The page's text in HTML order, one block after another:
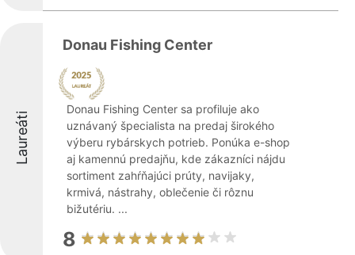
Laureáti
Donau Fishing Center
Donau Fishing Center sa profiluje ako
uznávaný špecialista na predaj širokého
výberu rybárskych potrieb. Ponúka e-shop
aj kamennú predajňu, kde zákazníci nájdu
sortiment zahŕňajúci prúty, navijaky,
krmivá, nástrahy, oblečenie či rôznu
bižutériu. ...
8